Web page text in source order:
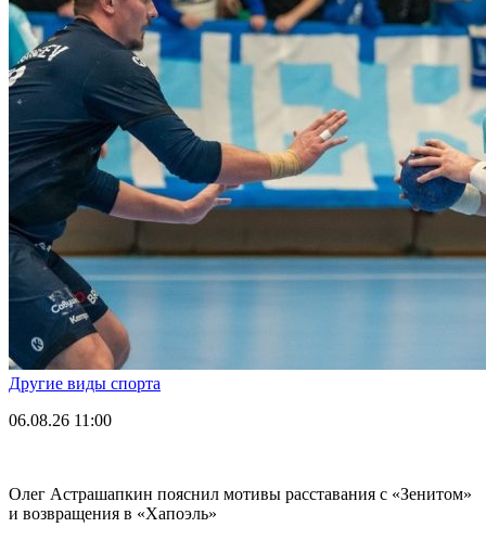
Другие виды спорта
06.08.26 11:00
Олег Астрашапкин пояснил мотивы расставания с «Зенитом»
и возвращения в «Хапоэль»